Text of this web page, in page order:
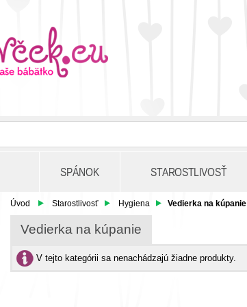
SPÁNOK STAROSTLIVOSŤ
Úvod Starostlivosť Hygiena Vedierka na kúpanie
Vedierka na kúpanie
V tejto kategórii sa nenachádzajú žiadne produkty.